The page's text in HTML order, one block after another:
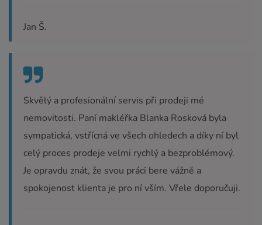
Jan Š.
Skvělý a profesionální servis při prodeji mé
nemovitosti. Paní makléřka Blanka Rosková byla
sympatická, vstřícná ve všech ohledech a díky ní byl
celý proces prodeje velmi rychlý a bezproblémový.
Je opravdu znát, že svou práci bere vážně a
spokojenost klienta je pro ní vším. Vřele doporučuji.